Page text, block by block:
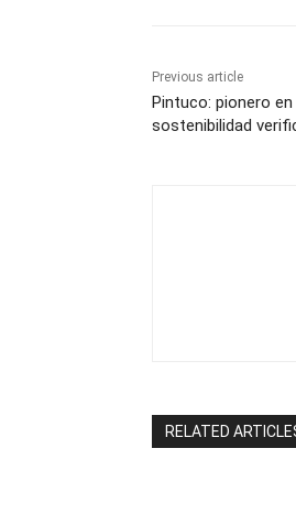
Previous article
Pintuco: pionero
sostenibilidad
RELATED